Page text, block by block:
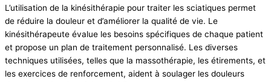
L’utilisation de la kinésithérapie pour traiter les sciatiques permet
de réduire la douleur et d’améliorer la qualité de vie. Le
kinésithérapeute évalue les besoins spécifiques de chaque patient
et propose un plan de traitement personnalisé. Les diverses
techniques utilisées, telles que la massothérapie, les étirements, et
les exercices de renforcement, aident à soulager les douleurs